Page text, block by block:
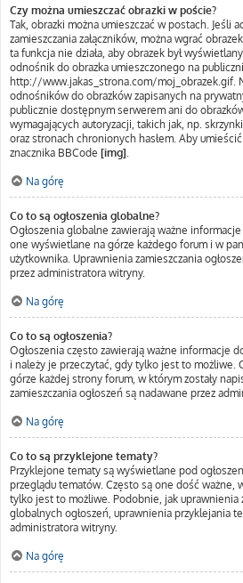
Czy można umieszczać obrazki w poście?
Tak, obrazki można umieszczać w postach. Jeśli
zamieszczania załączników, można wgrać
ta funkcja nie działa, aby obrazek był
odnośnik do obrazka umieszczonego na
http://www.jakas_strona.com/moj_obrazek.gif.
odnośników do obrazków zapisanych na
publicznie dostępnym serwerem ani do
wymagających autoryzacji, takich jak, np.
oraz stronach chronionych hasłem. Aby
znacznika BBCode [img].
Na górę
Co to są ogłoszenia globalne?
Ogłoszenia globalne zawierają ważne
one wyświetlane na górze każdego forum i w
użytkownika. Uprawnienia zamieszczania
przez administratora witryny.
Na górę
Co to są ogłoszenia?
Ogłoszenia często zawierają ważne informacje
i należy je przeczytać, gdy tylko jest to możliwe.
górze każdej strony forum, w którym zostały
zamieszczania ogłoszeń są nadawane przez
Na górę
Co to są przyklejone tematy?
Przyklejone tematy są wyświetlane pod
przeglądu tematów. Często są one dość ważne,
tylko jest to możliwe. Podobnie, jak uprawnienia
globalnych ogłoszeń, uprawnienia przyklejania
administratora witryny.
Na górę